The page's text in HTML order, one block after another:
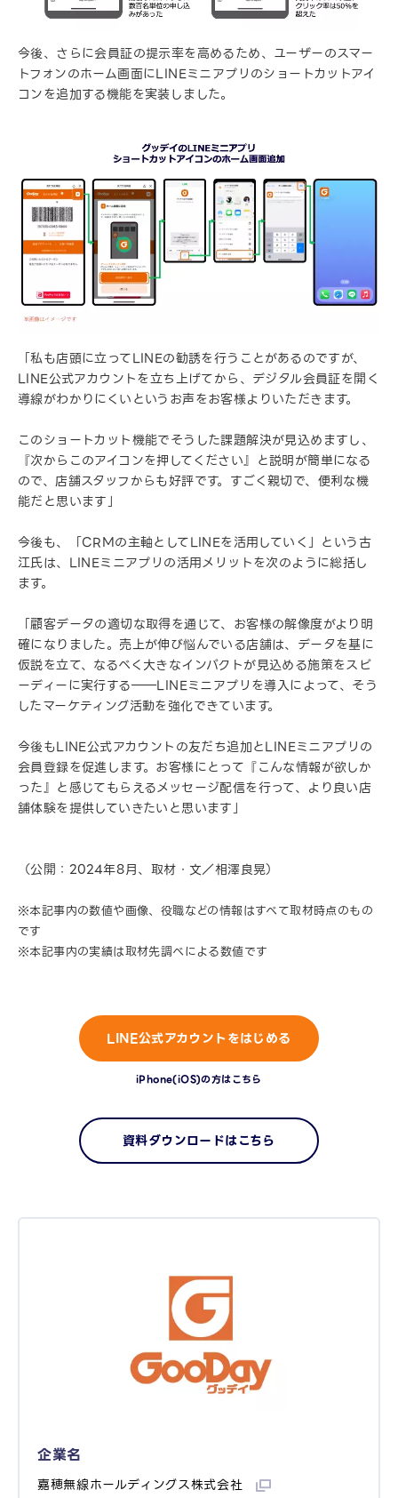
今後、さらに会員証の提示率を高めるため、ユーザーのスマー
トフォンのホーム画面にLINEミニアプリのショートカットアイ
コンを追加する機能を実装しました。
「私も店頭に立ってLINEの勧誘を行うことがあるのですが、
LINE公式アカウントを立ち上げてから、デジタル会員証を開く
導線がわかりにくいというお声をお客様よりいただきます。
このショートカット機能でそうした課題解決が見込めますし、
『次からこのアイコンを押してください』と説明が簡単になる
ので、店舗スタッフからも好評です。すごく親切で、便利な機
能だと思います」
今後も、「CRMの主軸としてLINEを活用していく」という古
江氏は、LINEミニアプリの活用メリットを次のように総括し
ます。
「顧客データの適切な取得を通じて、お客様の解像度がより明
確になりました。売上が伸び悩んでいる店舗は、データを基に
仮説を立て、なるべく大きなインパクトが見込める施策をスピ
ーディーに実行する――LINEミニアプリを導入によって、そう
したマーケティング活動を強化できています。
今後もLINE公式アカウントの友だち追加とLINEミニアプリの
会員登録を促進します。お客様にとって『こんな情報が欲しか
った』と感じてもらえるメッセージ配信を行って、より良い店
舗体験を提供していきたいと思います」
（公開：2024年8月、取材・文／相澤良晃）
※本記事内の数値や画像、役職などの情報はすべて取材時点のもの
です
※本記事内の実績は取材先調べによる数値です
LINE公式アカウントをはじめる
iPhone(iOS)の方はこちら
資料ダウンロードはこちら
企業名
嘉穂無線ホールディングス株式会社